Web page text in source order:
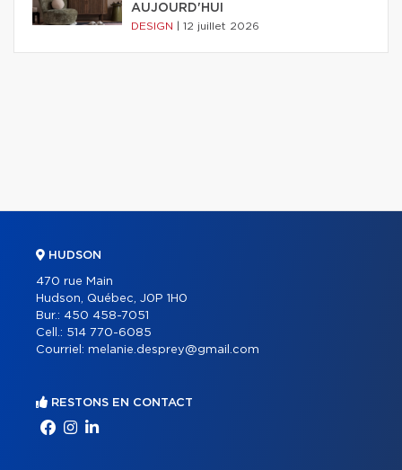
AUJOURD'HUI
DESIGN 12 juillet 2026
HUDSON
470 rue Main
Hudson, Québec, J0P 1H0
Bur.: 450 458-7051
Cell.: 514 770-6085
Courriel: melanie.desprey@gmail.com
RESTONS EN CONTACT